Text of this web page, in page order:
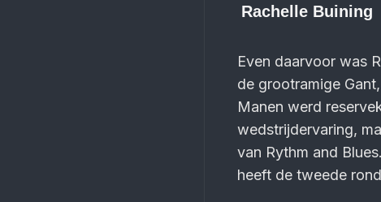
Rachelle Buining
Even daarvoor was
de grootramige
Manen werd
wedstrijdervaring,
van Rythm and
heeft de tweede